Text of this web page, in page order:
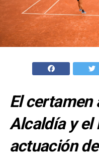
El certamen
Alcaldía y el
actuación